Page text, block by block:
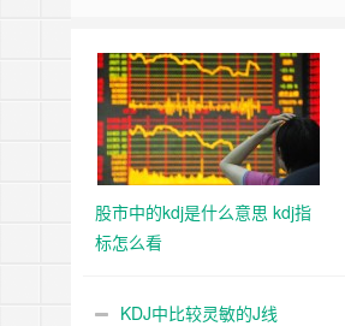
股市中的kdj是什么意思 kdj指
标怎么看
KDJ中比较灵敏的J线